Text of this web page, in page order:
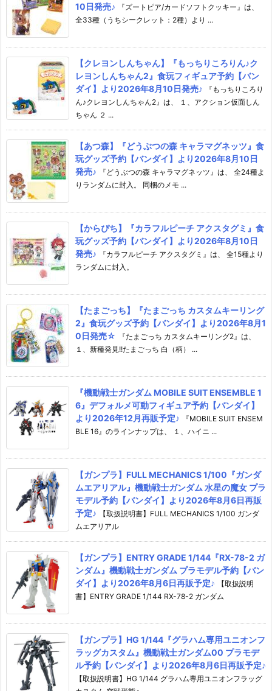
10日発売♪
『ズートピア/カードソフトクッキー』は、
全33種（うちシークレット：2種）より ...
【クレヨンしんちゃん】『もっちりころりん♪ク
レヨンしんちゃん2』食玩フィギュア予約【バン
ダイ】より2026年8月10日発売♪
『もっちりころり
ん♪クレヨンしんちゃん2』は、 １、アクション仮面しん
ちゃん ２ ...
【あつ森】『どうぶつの森 キャラマグネッツ』食
玩グッズ予約【バンダイ】より2026年8月10日
発売♪
『どうぶつの森 キャラマグネッツ』は、 全24種よ
りランダムに封入。 同梱のメモ ...
【からぴち】『カラフルピーチ アクスタグミ』食
玩グッズ予約【バンダイ】より2026年8月10日
発売♪
『カラフルピーチ アクスタグミ』は、 全15種より
ランダムに封入。
【たまごっち】『たまごっち カスタムキーリング
2』食玩グッズ予約【バンダイ】より2026年8月1
0日発売☆
『たまごっち カスタムキーリング2』は、
１、新種発見!!たまごっち 白（柄） ...
『機動戦士ガンダム MOBILE SUIT ENSEMBLE 1
6』デフォルメ可動フィギュア予約【バンダイ】
より2026年12月再販予定♪
『MOBILE SUIT ENSEM
BLE 16』のラインナップは、 １、ハイニ ...
【ガンプラ】FULL MECHANICS 1/100『ガンダ
ムエアリアル』機動戦士ガンダム 水星の魔女 プラ
モデル予約【バンダイ】より2026年8月6日再販
予定♪
【取扱説明書】FULL MECHANICS 1/100 ガンダ
ムエアリアル
【ガンプラ】ENTRY GRADE 1/144『RX-78-2 ガ
ンダム』機動戦士ガンダム プラモデル予約【バン
ダイ】より2026年8月6日再販予定♪
【取扱説明
書】ENTRY GRADE 1/144 RX-78-2 ガンダム
【ガンプラ】HG 1/144『グラハム専用ユニオンフ
ラッグカスタム』機動戦士ガンダム00 プラモデ
ル予約【バンダイ】より2026年8月6日再販予定♪
【取扱説明書】HG 1/144 グラハム専用ユニオンフラッグ